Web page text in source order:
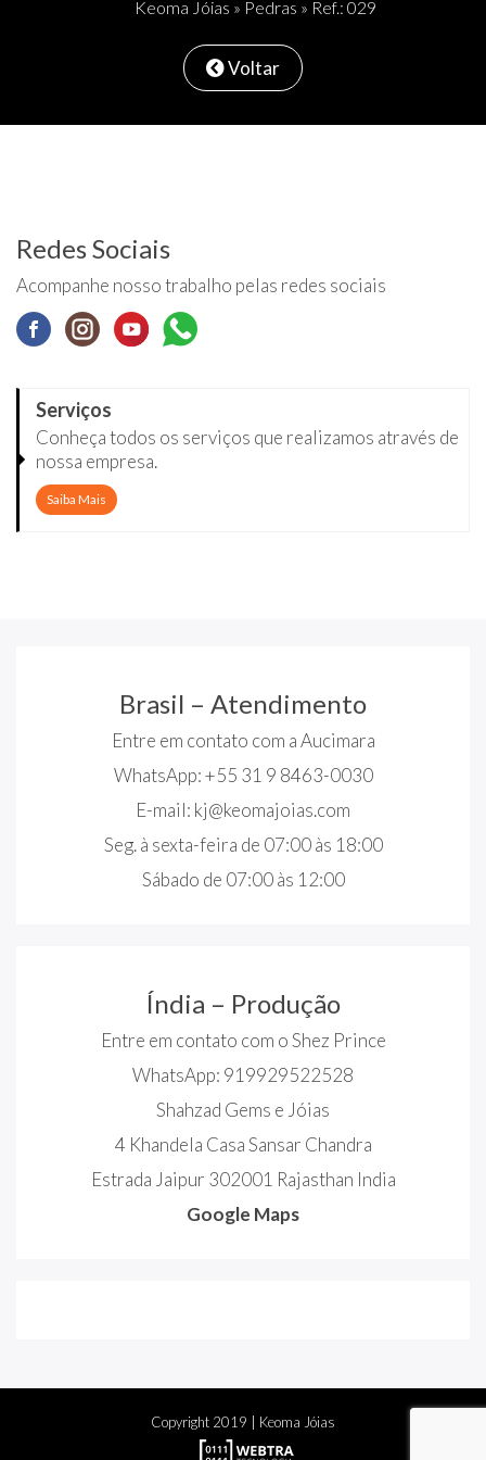
Keoma Jóias » Pedras » Ref.: 029
Voltar
Redes Sociais
Acompanhe nosso trabalho pelas redes sociais
Serviços
Conheça todos os serviços que realizamos através de
nossa empresa.
Saiba Mais
Brasil – Atendimento
Entre em contato com a Aucimara
WhatsApp: +55 31 9 8463-0030
E-mail: kj@keomajoias.com
Seg. à sexta-feira de 07:00 às 18:00
Sábado de 07:00 às 12:00
Índia – Produção
Entre em contato com o Shez Prince
WhatsApp: 919929522528
Shahzad Gems e Jóias
4 Khandela Casa Sansar Chandra
Estrada Jaipur 302001 Rajasthan India
Google Maps
Copyright 2019 | Keoma Jóias